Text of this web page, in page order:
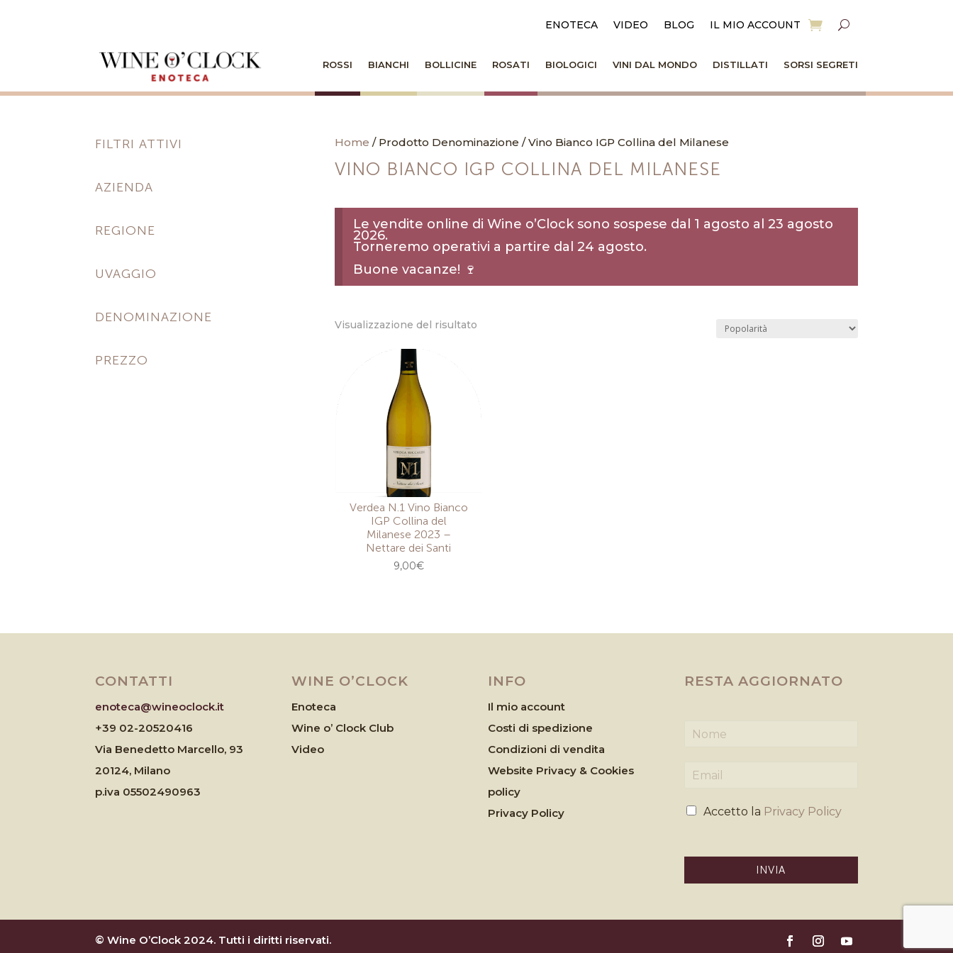
ENOTECA VIDEO BLOG IL MIO ACCOUNT
ROSSI BIANCHI BOLLICINE ROSATI BIOLOGICI VINI DAL MONDO DISTILLATI SORSI SEGRETI
Home / Prodotto Denominazione / Vino Bianco IGP Collina del Milanese
VINO BIANCO IGP COLLINA DEL MILANESE
Le vendite online di Wine o’Clock sono sospese dal 1 agosto al 23 agosto
2026.
Torneremo operativi a partire dal 24 agosto.
Buone vacanze! 🍷
Visualizzazione del risultato
Verdea N.1 Vino Bianco
IGP Collina del
Milanese 2023 –
Nettare dei Santi
9,00€
FILTRI ATTIVI
AZIENDA
REGIONE
UVAGGIO
DENOMINAZIONE
PREZZO
CONTATTI
enoteca@wineoclock.it
+39 02-20520416
Via Benedetto Marcello, 93
20124, Milano
p.iva 05502490963
WINE O’CLOCK
Enoteca
Wine o’ Clock Club
Video
INFO
Il mio account
Costi di spedizione
Condizioni di vendita
Website Privacy & Cookies
policy
Privacy Policy
RESTA AGGIORNATO
m
iP
Accetto la Privacy Policy
INVIA
© Wine O’Clock 2024. Tutti i diritti riservati.